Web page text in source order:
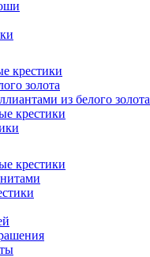
крестики
золота
из белого золота
крестики
крестики